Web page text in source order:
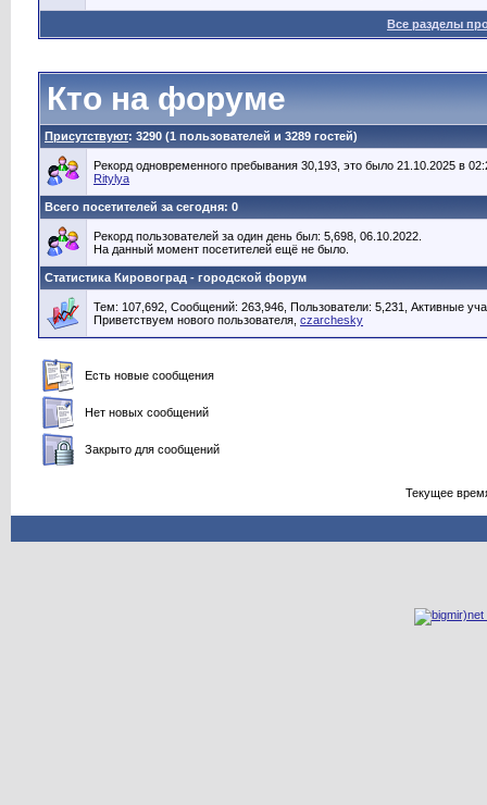
Все разделы
Кто на форуме
Присутствуют: 3290 (1 пользователей и 3289 гостей)
Рекорд одновременного пребывания 30,193, это было 21.10.2025 в
Ritylya
Всего посетителей за сегодня: 0
Рекорд пользователей за один день был: 5,698, 06.10.2022.
На данный момент посетителей ещё не было.
Статистика Кировоград - городской форум
Тем: 107,692, Сообщений: 263,946, Пользователи: 5,231, Активные
Приветствуем нового пользователя, czarchesky
Есть новые сообщения
Нет новых сообщений
Закрыто для сообщений
Текущее